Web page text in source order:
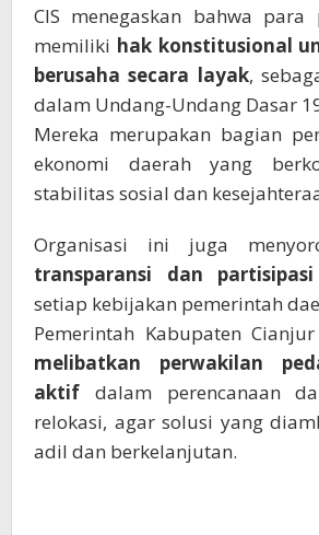
CIS menegaskan bahwa para
memiliki hak konstitusional
berusaha secara layak,
dalam Undang-Undang Dasar
Mereka merupakan bagian
ekonomi daerah yang
stabilitas sosial dan
Organisasi ini juga
transparansi dan
setiap kebijakan pemerintah
Pemerintah Kabupaten
melibatkan perwakilan
aktif dalam perencanaan
relokasi, agar solusi yang
adil dan berkelanjutan.